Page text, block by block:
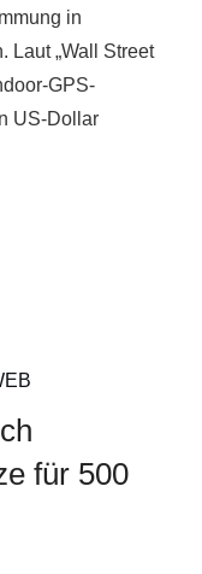
in
Laut „Wall Street
GPS-
US-Dollar
für 500